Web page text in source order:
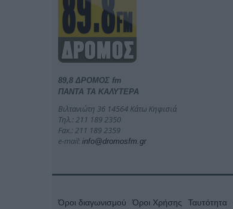
89,8 ΔΡΟΜΟΣ fm
ΠΑΝΤΑ ΤΑ ΚΑΛΥΤΕΡΑ
Βιλτανιώτη 36 14564 Κάτω Κηφισιά
Τηλ.: 211 189 2350
Fax.: 211 189 2359
e-mail: info@dromosfm.gr
Όροι διαγωνισμού Όροι Χρήσης Ταυτότητα